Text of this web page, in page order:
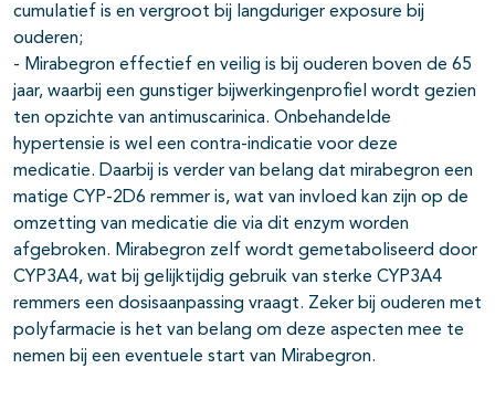
cumulatief is en vergroot bij langduriger exposure bij
ouderen;
- Mirabegron effectief en veilig is bij ouderen boven de 65
jaar, waarbij een gunstiger bijwerkingenprofiel wordt gezien
ten opzichte van antimuscarinica. Onbehandelde
hypertensie is wel een contra-indicatie voor deze
medicatie. Daarbij is verder van belang dat mirabegron een
matige CYP-2D6 remmer is, wat van invloed kan zijn op de
omzetting van medicatie die via dit enzym worden
afgebroken. Mirabegron zelf wordt gemetaboliseerd door
CYP3A4, wat bij gelijktijdig gebruik van sterke CYP3A4
remmers een dosisaanpassing vraagt. Zeker bij ouderen met
polyfarmacie is het van belang om deze aspecten mee te
nemen bij een eventuele start van Mirabegron.